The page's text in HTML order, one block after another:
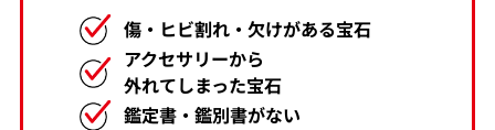
傷・ヒビ割れ・欠けがある宝石
アクセサリーから
外れてしまった宝石
鑑定書・鑑別書がない